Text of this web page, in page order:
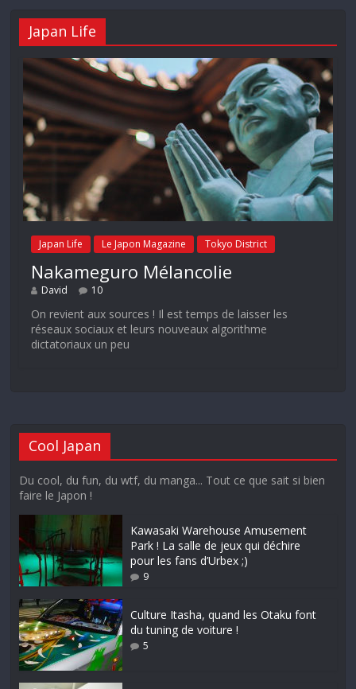
Japan Life
Japan Life Le Japon Magazine Tokyo District
Nakameguro Mélancolie
David 10
On revient aux sources ! Il est temps de laisser les
réseaux sociaux et leurs nouveaux algorithme
dictatoriaux un peu
Cool Japan
Du cool, du fun, du wtf, du manga... Tout ce que sait si bien
faire le Japon !
Kawasaki Warehouse Amusement
Park ! La salle de jeux qui déchire
pour les fans d’Urbex ;)
9
Culture Itasha, quand les Otaku font
du tuning de voiture !
5